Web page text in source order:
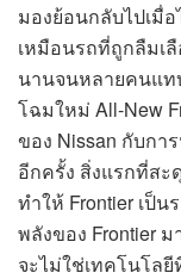
มองย้อนกลับไปเมื่
เหมือนรถที่ถูกลืมเ
นานจนหลายคนแท
โฉมใหม่ All-New
ของ Nissan กับกา
อีกครั้ง สิ่งแรกที่ส
ทำให้ Frontier เป็
พลังของ Frontier
จะไม่ใช่เทคโนโล